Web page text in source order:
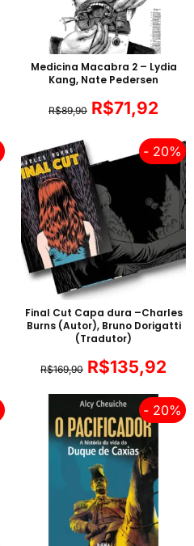
Medicina Macabra 2 – Lydia
Kang, Nate Pedersen
R$89,90 R$71,92
- 20%
Final Cut Capa dura –Charles
Burns (Autor), Bruno Dorigatti
(Tradutor)
R$169,90 R$135,92
- 20%